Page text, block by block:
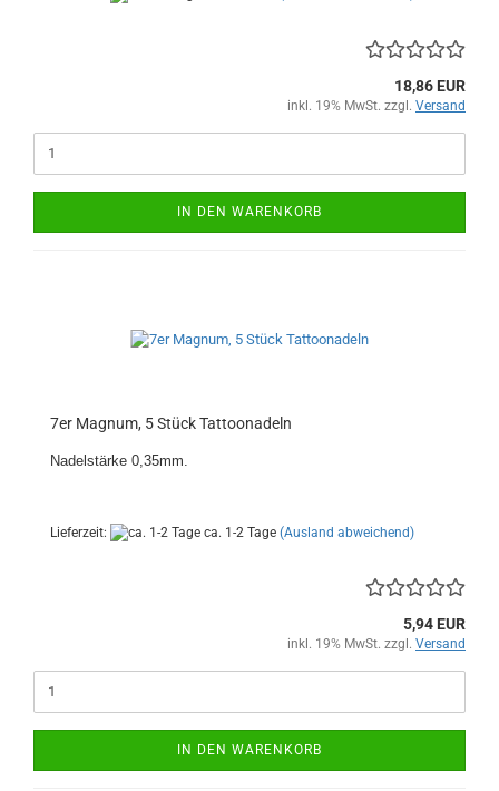
18,86 EUR
inkl. 19% MwSt. zzgl. Versand
IN DEN WARENKORB
7er Magnum, 5 Stück Tattoonadeln
Nadelstärke 0,35mm.
Lieferzeit: ca. 1-2 Tage (Ausland abweichend)
5,94 EUR
inkl. 19% MwSt. zzgl. Versand
IN DEN WARENKORB